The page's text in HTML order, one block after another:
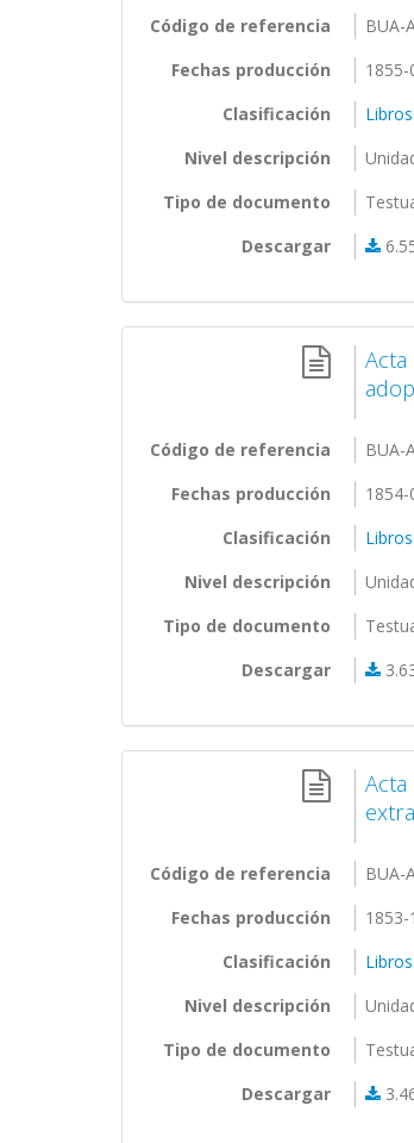
Código de referencia
BUA-
Fechas producción
Clasificación
Nivel descripción
Tipo de documento
Descargar
Código de referencia
BUA-
Fechas producción
Clasificación
Nivel descripción
Tipo de documento
Descargar
Código de referencia
BUA-
Fechas producción
1853-
Clasificación
Nivel descripción
Tipo de documento
Descargar